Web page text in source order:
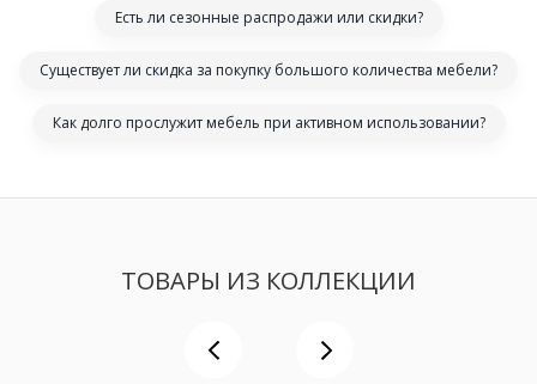
Есть ли сезонные распродажи или скидки?
Существует ли скидка за покупку большого количества мебели?
Как долго прослужит мебель при активном использовании?
ТОВАРЫ ИЗ КОЛЛЕКЦИИ